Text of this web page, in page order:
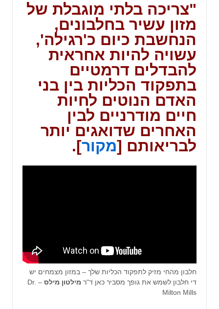
"צריכה בלתי מוגבלת של
מזון עשיר בחלבונים,
הנחשבת כיום כ'רגילה',
עשויה להיות אחראית
להבדלים דרמטיים
בתפקוד הכליות בין בני
האדם הנוטים לחיות
חיים מודרניים לבין
האחרים שדואגים יותר
לבריאותם [מקור].
חלבון מהחי מזיק לתפקוד הכליות שלך – במזון מצמחים יש
די חלבון לשמש את גופך מסביר כאן ד"ר מילטון מילס
– Dr.
Milton Mills